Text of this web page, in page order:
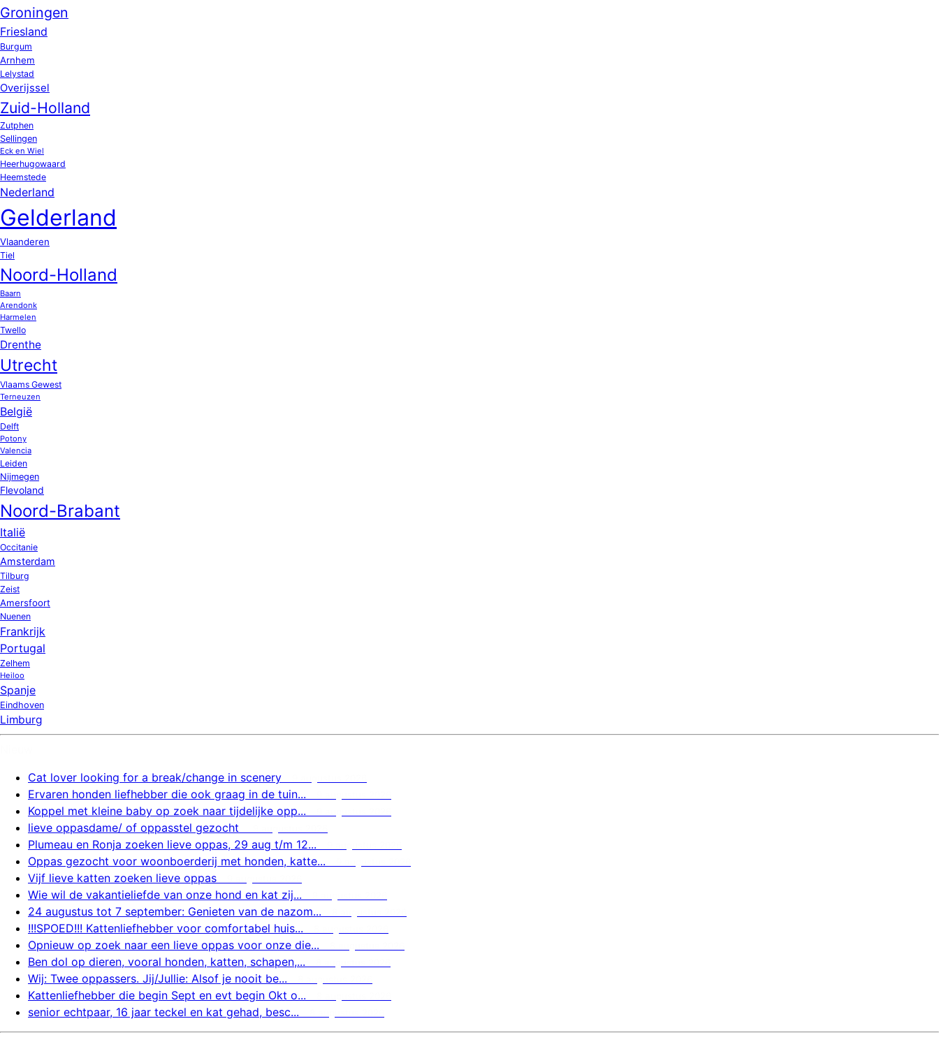
Groningen
Friesland
Burgum
Arnhem
Lelystad
Overijssel
Zuid-Holland
Zutphen
Sellingen
Eck en Wiel
Heerhugowaard
Heemstede
Nederland
Gelderland
Vlaanderen
Tiel
Noord-Holland
Baarn
Arendonk
Harmelen
Twello
Drenthe
Utrecht
Vlaams Gewest
Terneuzen
België
Delft
Potony
Valencia
Leiden
Nijmegen
Flevoland
Noord-Brabant
Italië
Occitanie
Amsterdam
Tilburg
Zeist
Amersfoort
Nuenen
Frankrijk
Portugal
Zelhem
Heiloo
Spanje
Eindhoven
Limburg
Cat lover looking for a break/change in scenery
Ervaren honden liefhebber die ook graag in de tuin...
Koppel met kleine baby op zoek naar tijdelijke opp...
lieve oppasdame/ of oppasstel gezocht
Plumeau en Ronja zoeken lieve oppas, 29 aug t/m 12...
Oppas gezocht voor woonboerderij met honden, katte...
Vijf lieve katten zoeken lieve oppas
Wie wil de vakantieliefde van onze hond en kat zij...
24 augustus tot 7 september: Genieten van de nazom...
!!!SPOED!!! Kattenliefhebber voor comfortabel huis...
Opnieuw op zoek naar een lieve oppas voor onze die...
Ben dol op dieren, vooral honden, katten, schapen,...
Wij: Twee oppassers. Jij/Jullie: Alsof je nooit be...
Kattenliefhebber die begin Sept en evt begin Okt o...
senior echtpaar, 16 jaar teckel en kat gehad, besc...